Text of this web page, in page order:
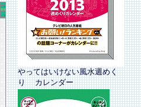
やってはいけない風水週めく
り カレンダー